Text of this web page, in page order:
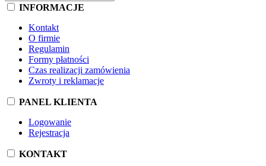
INFORMACJE
Kontakt
O firmie
Regulamin
Formy płatności
Czas realizacji zamówienia
Zwroty i reklamacje
PANEL KLIENTA
Logowanie
Rejestracja
KONTAKT